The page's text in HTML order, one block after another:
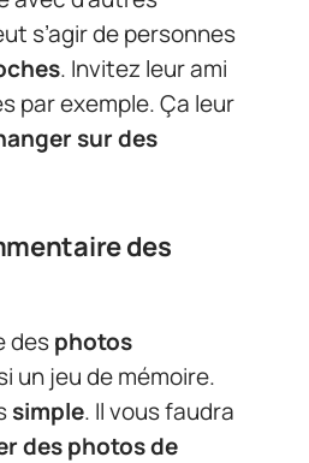
s’agir de personnes
. Invitez leur ami
par exemple. Ça leur
sur des
des
desphotos
un jeu de mémoire.
simple. Il vous faudra
des photos de